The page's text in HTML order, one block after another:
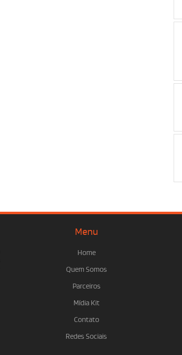
Menu
Home
Quem Somos
Parceiros
Mídia Kit
Contato
Redes Sociais